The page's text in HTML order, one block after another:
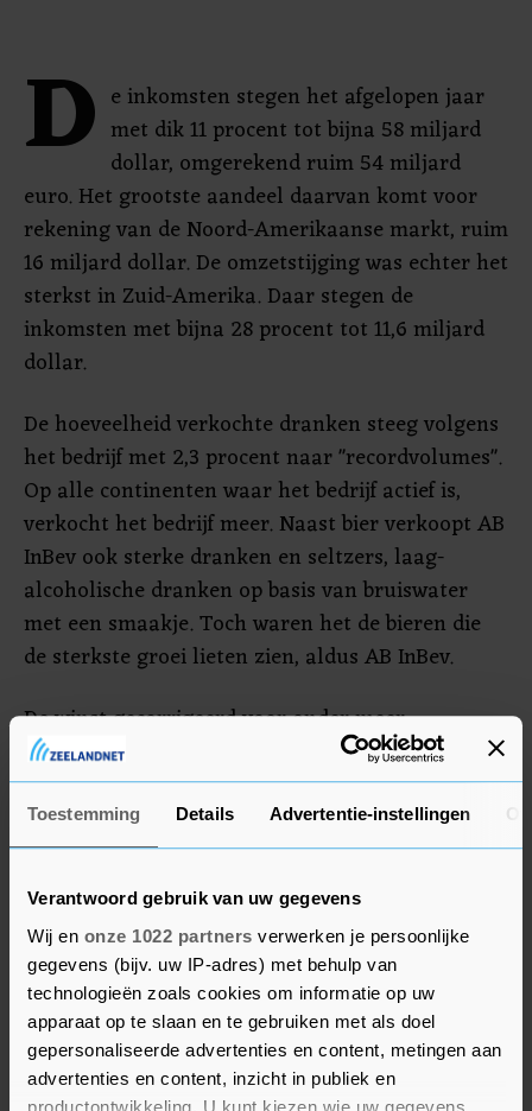
Toestemming Details Advertentie-instellingen
Verantwoord gebruik van uw gegevens
Wij en onze 1022 partners verwerken je persoonlijke
gegevens (bijv. uw IP-adres) met behulp van
technologieën zoals cookies om informatie op uw
apparaat op te slaan en te gebruiken met als doel
gepersonaliseerde advertenties en content, metingen aan
advertenties en content, inzicht in publiek en
productontwikkeling. U kunt kiezen wie uw gegevens
D e inkomsten stegen het afgelopen jaar
met dik 11 procent tot bijna 58 miljard
dollar, omgerekend ruim 54 miljard
euro. Het grootste aandeel daarvan komt voor
rekening van de Noord-Amerikaanse markt, ruim
16 miljard dollar. De omzetstijging was echter het
sterkst in Zuid-Amerika. Daar stegen de
inkomsten met bijna 28 procent tot 11,6 miljard
dollar.
De hoeveelheid verkochte dranken steeg volgens
het bedrijf met 2,3 procent naar "recordvolumes".
Op alle continenten waar het bedrijf actief is,
verkocht het bedrijf meer. Naast bier verkoopt AB
InBev ook sterke dranken en seltzers, laag-
alcoholische dranken op basis van bruiswater
met een smaakje. Toch waren het de bieren die
de sterkste groei lieten zien, aldus AB InBev.
De winst gecorrigeerd voor onder meer
belastingen steeg met 7,2 procent tot bijna 20
miljard dollar. Dat die winst achterbleef bij de
omzetstijging, kwam onder andere door
ongunstige wisselkoersen, schommelingen in de
prijzen voor grondstoffen en hogere verkoop- en
distributiekosten.